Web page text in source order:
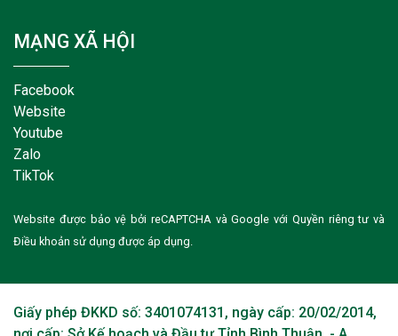
MẠNG XÃ HỘI
Facebook
Website
Youtube
Zalo
TikTok
Website được bảo vệ bởi reCAPTCHA và Google với Quyền riêng tư và
Điều khoản sử dụng được áp dụng.
Giấy phép ĐKKD số: 3401074131, ngày cấp: 20/02/2014,